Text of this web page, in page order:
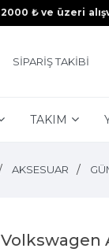
2000 ₺ ve üzeri
SİPARİŞ TAKİBİ
TAKIM
AKSESUAR
Volkswagen